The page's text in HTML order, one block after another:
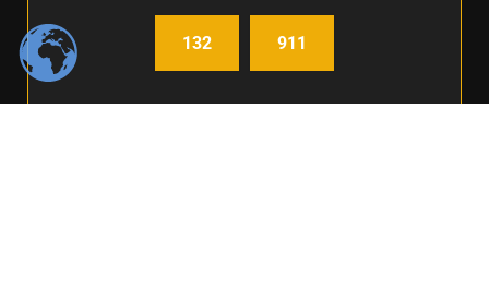
132 911